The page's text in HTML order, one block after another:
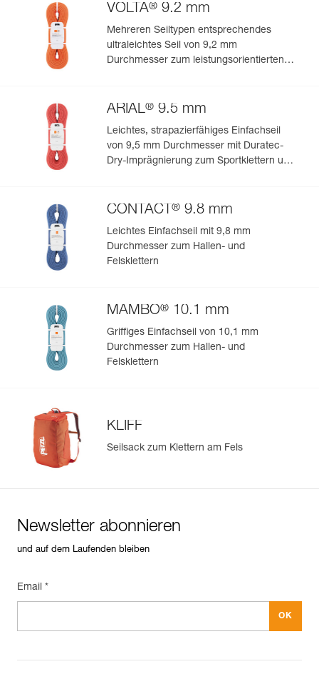
VOLTA® 9.2 mm
Mehreren Seiltypen entsprechendes
ultraleichtes Seil von 9,2 mm
Durchmesser zum leistungsorientierten
ARIAL® 9.5 mm
Leichtes, strapazierfähiges Einfachseil
von 9,5 mm Durchmesser mit Duratec-
Dry-Imprägnierung zum Sportklettern und
CONTACT ® 9.8 mm
Leichtes Einfachseil mit 9,8 mm
Durchmesser zum Hallen- und
Felsklettern
MAMBO® 10.1 mm
Griffiges Einfachseil von 10,1 mm
Durchmesser zum Hallen- und
Felsklettern
KLIFF
Seilsack zum Klettern am Fels
Newsletter abonnieren
und auf dem Laufenden bleiben
Email *